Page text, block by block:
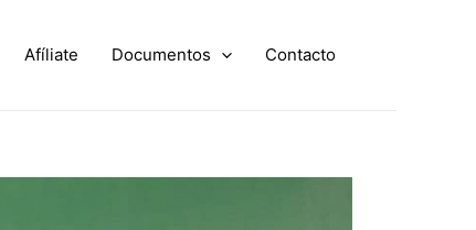
Afíliate Documentos Contacto